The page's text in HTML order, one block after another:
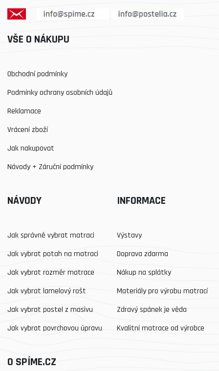
VŠE O NÁKUPU
Obchodní podmínky
Podmínky ochrany osobních údajů
Reklamace
Vrácení zboží
Jak nakupovat
Návody + Záruční podmínky
NÁVODY
Jak správně vybrat matraci
Jak vybrat potah na matraci
Jak vybrat rozměr matrace
Jak vybrat lamelový rošt
Jak vybrat postel z masivu
Jak vybrat povrchovou úpravu
INFORMACE
Výstavy
Doprava zdarma
Nákup na splátky
Materiály pro výrobu matrací
Zdravý spánek je věda
Kvalitní matrace od výrobce
O SPÍME.CZ